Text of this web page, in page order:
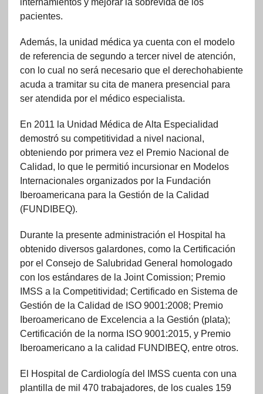
internamientos y mejorar la sobrevida de los
pacientes.
Además, la unidad médica ya cuenta con el modelo
de referencia de segundo a tercer nivel de atención,
con lo cual no será necesario que el derechohabiente
acuda a tramitar su cita de manera presencial para
ser atendida por el médico especialista.
En 2011 la Unidad Médica de Alta Especialidad
demostró su competitividad a nivel nacional,
obteniendo por primera vez el Premio Nacional de
Calidad, lo que le permitió incursionar en Modelos
Internacionales organizados por la Fundación
Iberoamericana para la Gestión de la Calidad
(FUNDIBEQ).
Durante la presente administración el Hospital ha
obtenido diversos galardones, como la Certificación
por el Consejo de Salubridad General homologado
con los estándares de la Joint Comission; Premio
IMSS a la Competitividad; Certificado en Sistema de
Gestión de la Calidad de ISO 9001:2008; Premio
Iberoamericano de Excelencia a la Gestión (plata);
Certificación de la norma ISO 9001:2015, y Premio
Iberoamericano a la calidad FUNDIBEQ, entre otros.
El Hospital de Cardiología del IMSS cuenta con una
plantilla de mil 470 trabajadores, de los cuales 159